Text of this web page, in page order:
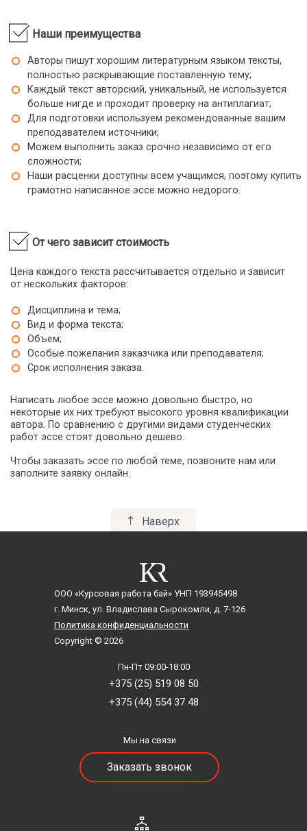
Искусство и культура
Искусствоведение
Испанский язык
Историческая география
Историческая грамматика
История
История Азии, Африки в новейшее время
История английского языка
История архитектуры
История балета
История Беларуси
История всемирной литературы
История государства и права зарубежных стран
История государства и права славянских народов
История древнего востока
История Древнего Мира
История Древняя
История журналистики
История западных и южных славян
История зарубежного искусства
История и теория кооперативного движения
История искусств
История культуры
История Латинской Америки
История общественных движений и политических партий
История политических и правовых учений
История развивающихся стран
История славянских стран
История Средних веков
История театрального искусства
История физической культуры и спорта
Наши преимущества
Авторы пишут хорошим литературным языком тексты,
полностью раскрывающие поставленную тему;
Каждый текст авторский, уникальный, не используется
больше нигде и проходит проверку на антиплагиат;
Для подготовки используем рекомендованные вашим
преподавателем источники;
Можем выполнить заказ срочно независимо от его
сложности;
Наши расценки доступны всем учащимся, поэтому купить
грамотно написанное эссе можно недорого.
От чего зависит стоимость
Цена каждого текста рассчитывается отдельно и зависит
от нескольких факторов:
Дисциплина и тема;
Вид и форма текста;
Объем;
Особые пожелания заказчика или преподавателя;
Срок исполнения заказа.
Написать любое эссе можно довольно быстро, но
некоторые их них требуют высокого уровня квалификации
автора. По сравнению с другими видами студенческих
работ эссе стоят довольно дешево.
Чтобы заказать эссе по любой теме, позвоните нам или
заполните заявку онлайн.
Наверх
ООО «Курсовая работа бай» УНП 193945498
г. Минск, ул. Владислава Сырокомли, д. 7-126
Политика конфиденциальности
Copyright © 2026
Пн-Пт 09:00-18:00
+375 (25) 519 08 50
+375 (44) 554 37 48
Мы на связи
Заказать звонок